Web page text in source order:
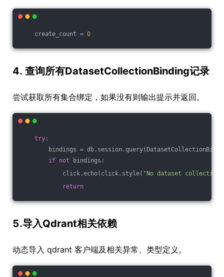
create_count = 0
4. 查询所有DatasetCollectionBinding记录
尝试获取所有集合绑定，如果没有则输出提示并返回。
try :
bindings =
if not bindings:
click.echo(click.style( "No dataset collection
return
5.导入Qdrant相关依赖
动态导入 qdrant 客户端及相关异常、类型定义。